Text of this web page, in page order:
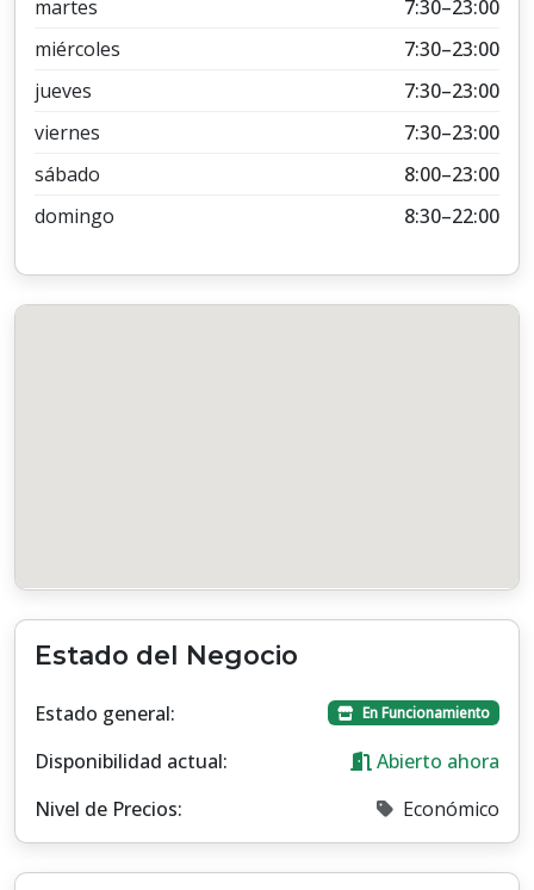
martes
7:30–23:00
miércoles
7:30–23:00
jueves
7:30–23:00
viernes
7:30–23:00
sábado
8:00–23:00
domingo
8:30–22:00
Estado del Negocio
Estado general: En Funcionamiento
Disponibilidad actual:
Abierto ahora
Nivel de Precios:
Económico